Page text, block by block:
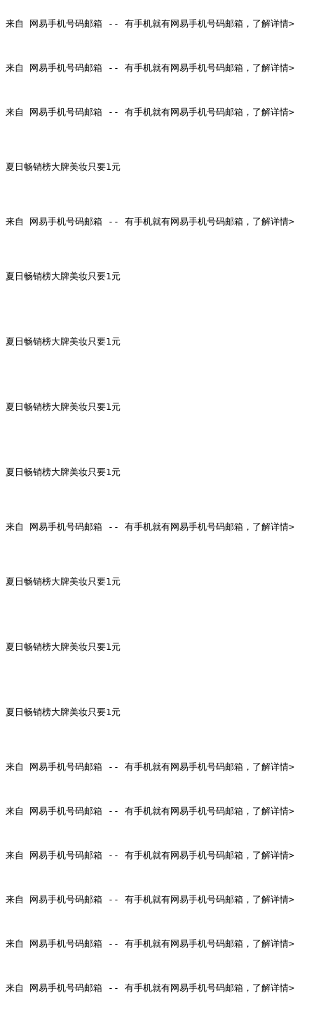
来自 网易手机号码邮箱 -- 有手机就有网易手机号码邮箱，了解详情>
来自 网易手机号码邮箱 -- 有手机就有网易手机号码邮箱，了解详情>
来自 网易手机号码邮箱 -- 有手机就有网易手机号码邮箱，了解详情>
夏日畅销榜大牌美妆只要1元
来自 网易手机号码邮箱 -- 有手机就有网易手机号码邮箱，了解详情>
夏日畅销榜大牌美妆只要1元
夏日畅销榜大牌美妆只要1元
夏日畅销榜大牌美妆只要1元
夏日畅销榜大牌美妆只要1元
来自 网易手机号码邮箱 -- 有手机就有网易手机号码邮箱，了解详情>
夏日畅销榜大牌美妆只要1元
夏日畅销榜大牌美妆只要1元
夏日畅销榜大牌美妆只要1元
来自 网易手机号码邮箱 -- 有手机就有网易手机号码邮箱，了解详情>
来自 网易手机号码邮箱 -- 有手机就有网易手机号码邮箱，了解详情>
来自 网易手机号码邮箱 -- 有手机就有网易手机号码邮箱，了解详情>
来自 网易手机号码邮箱 -- 有手机就有网易手机号码邮箱，了解详情>
来自 网易手机号码邮箱 -- 有手机就有网易手机号码邮箱，了解详情>
来自 网易手机号码邮箱 -- 有手机就有网易手机号码邮箱，了解详情>